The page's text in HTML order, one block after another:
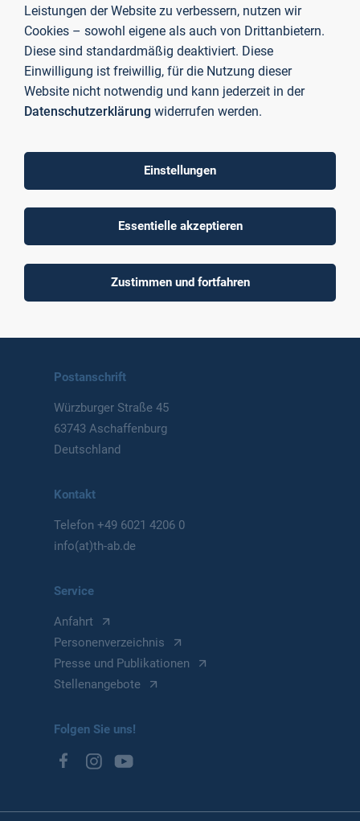
Technische Hochschule
Aschaffenburg
Postanschrift
Würzburger Straße 45
63743 Aschaffenburg
Deutschland
Kontakt
Telefon+49 6021 4206 0
info(at)th-ab.de
Service
Anfahrt
Personenverzeichnis
Presse und Publikationen
Stellenangebote
Folgen Sie uns!
Leistungen der Website zu verbessern, nutzen wir
Cookies – sowohl eigene als auch von Drittanbietern.
Diese sind standardmäßig deaktiviert. Diese
Einwilligung ist freiwillig, für die Nutzung dieser
Website nicht notwendig und kann jederzeit in der
Datenschutzerklärung widerrufen werden.
Einstellungen
Essentielle akzeptieren
Zustimmen und fortfahren